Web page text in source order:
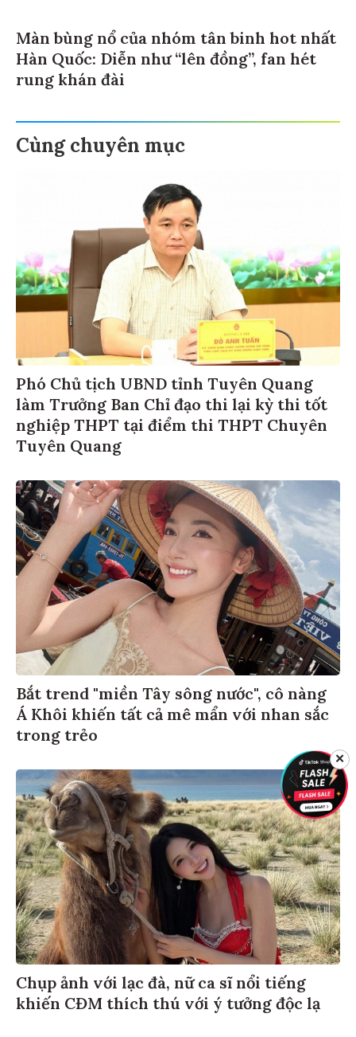
Màn bùng nổ của nhóm tân binh hot nhất
Hàn Quốc: Diễn như “lên đồng”, fan hét
rung khán đài
Cùng chuyên mục
Phó Chủ tịch UBND tỉnh Tuyên Quang
làm Trưởng Ban Chỉ đạo thi lại kỳ thi tốt
nghiệp THPT tại điểm thi THPT Chuyên
Tuyên Quang
Bắt trend "miền Tây sông nước", cô nàng
Á Khôi khiến tất cả mê mẩn với nhan sắc
trong trẻo
Chụp ảnh với lạc đà, nữ ca sĩ nổi tiếng
khiến CĐM thích thú với ý tưởng độc lạ
✕